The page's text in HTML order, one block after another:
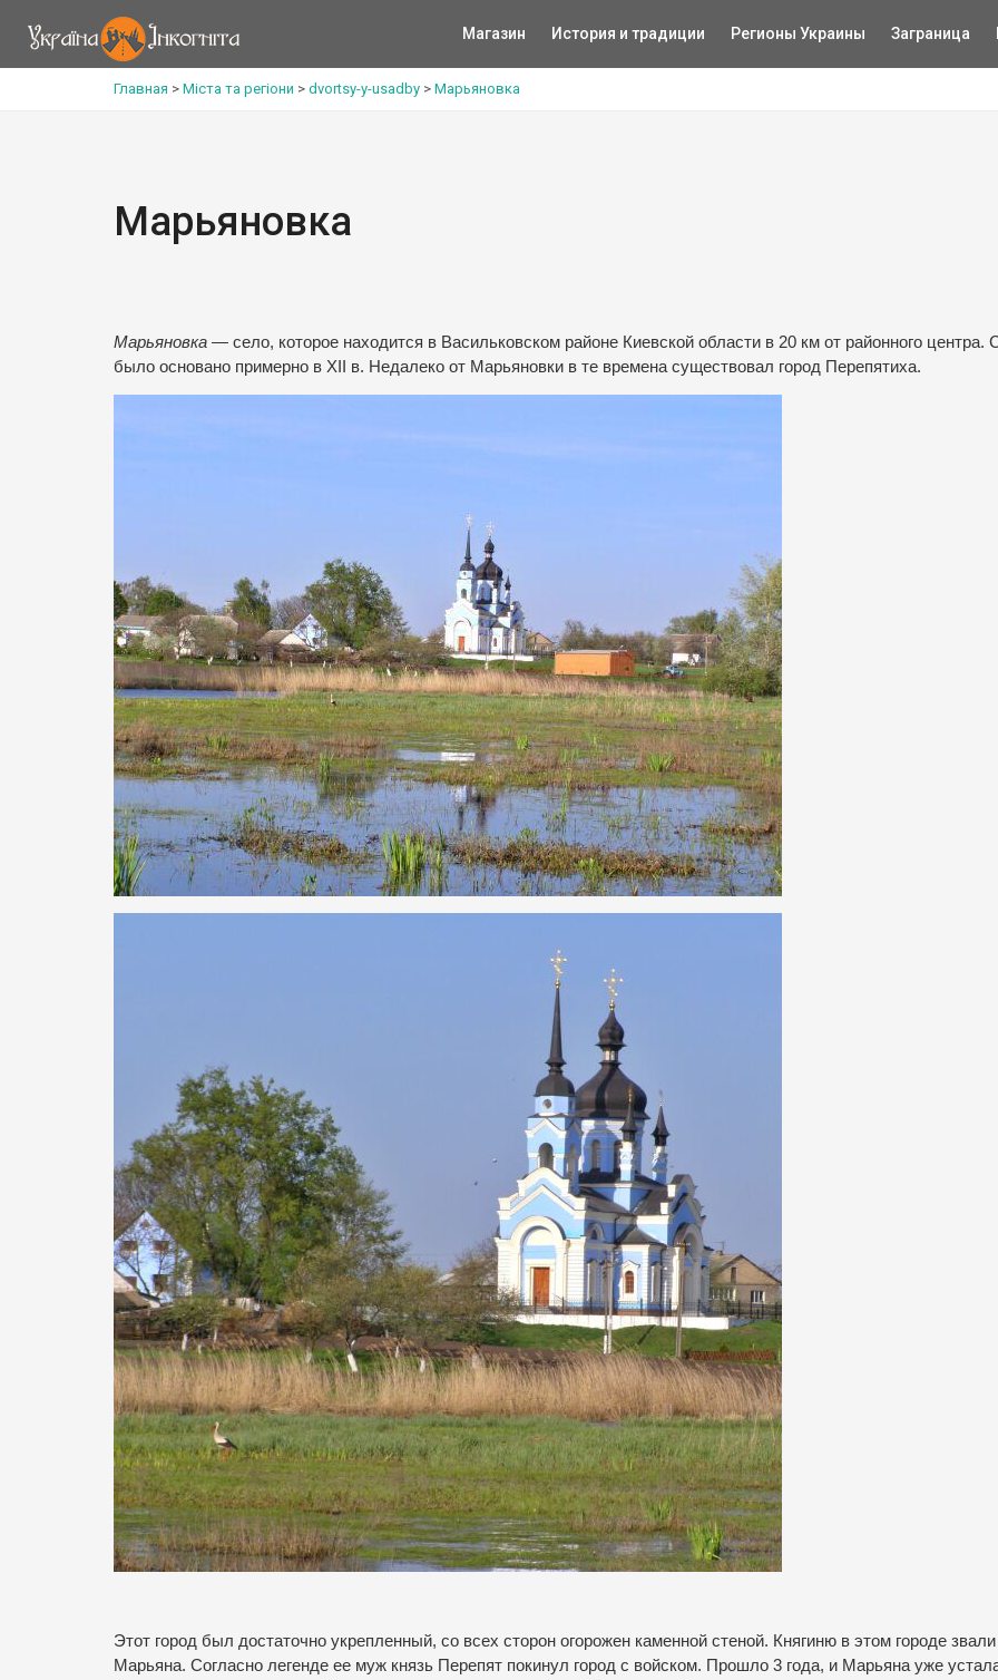
Магазин История и традиции Регионы Украины Заграница
Главная > Міста та регіони > dvortsy-y-usadby > Марьяновка
Марьяновка
Марьяновка — село, которое находится в Васильковском районе Киевской области в 20 км от районного центра.
было основано примерно в XII в. Недалеко от Марьяновки в те времена существовал город Перепятиха.
Этот город был достаточно укрепленный, со всех сторон огорожен каменной стеной. Княгиню в этом городе звали
Марьяна. Согласно легенде ее муж князь Перепят покинул город с войском. Прошло 3 года, и Марьяна уже